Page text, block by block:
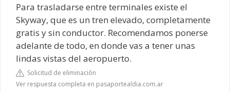
Para trasladarse entre terminales existe el
Skyway, que es un tren elevado, completamente
gratis y sin conductor. Recomendamos ponerse
adelante de todo, en donde vas a tener unas
lindas vistas del aeropuerto.
Solicitud de eliminación
Ver respuesta completa en pasaportealdia.com.ar